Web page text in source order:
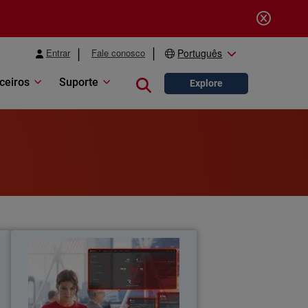
Entrar Fale conosco Português
Suporte Close search
Explore
Escalando as operações de
segurança de MSPs na era da IA
Body
Descubra como as operações de